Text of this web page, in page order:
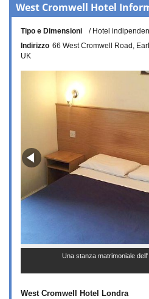
West Cromwell Hotel
Tipo e Dimensioni Hotel
Indirizzo 66 West Cromwell Road
UK
Una stanza matrimoniale
West Cromwell Hotel Londra